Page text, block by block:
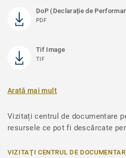
DoP (Declarație de
PDF
Tif Image
TIF
Arată mai mult
Vizitați centrul de documentare
resursele ce pot fi descărcate
VIZITAȚI CENTRUL DE